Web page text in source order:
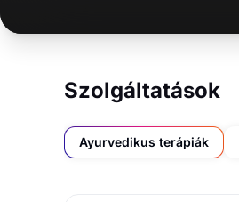
Szolgáltatások
Ayurvedikus terápiák